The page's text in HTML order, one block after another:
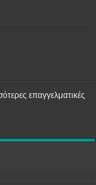
επαγγελματικές